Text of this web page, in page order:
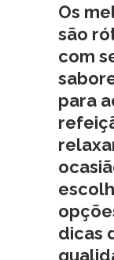
Os
são
com
para
dicas